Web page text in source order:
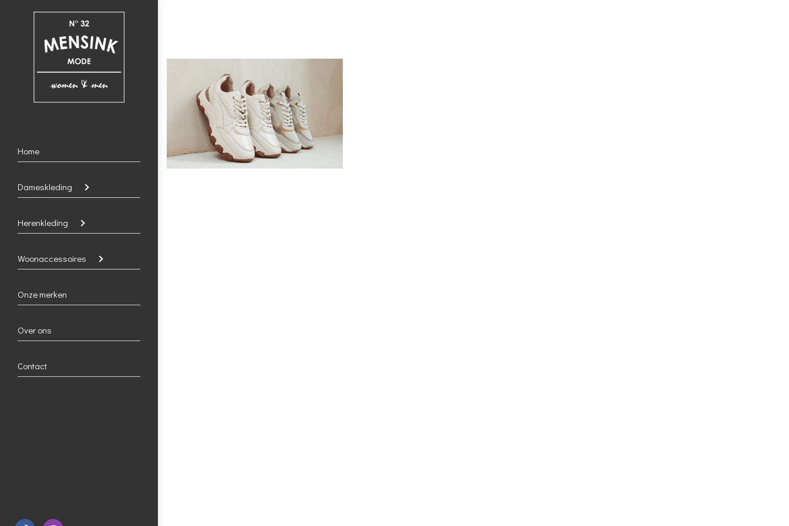
Home
Dameskleding
Herenkleding
Woonaccessoires
Onze merken
Over ons
Contact